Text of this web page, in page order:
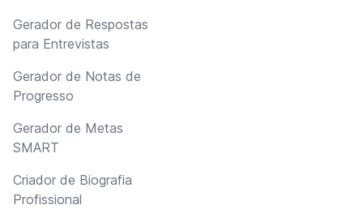
Gerador de Respostas
para Entrevistas
Gerador de Notas de
Progresso
Gerador de Metas
SMART
Criador de Biografia
Profissional